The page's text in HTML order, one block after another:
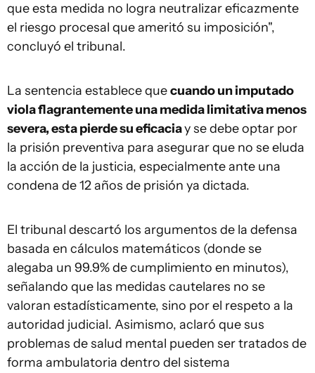
que esta medida no logra neutralizar eficazmente
el riesgo procesal que ameritó su imposición",
concluyó el tribunal.
La sentencia establece quecuando un imputado
viola flagrantemente una medida limitativa menos
severa, esta pierde su eficaciay se debe optar por
la prisión preventiva para asegurar que no se eluda
la acción de la justicia, especialmente ante una
condena de 12 años de prisión ya dictada.
El tribunal descartó los argumentos de la defensa
basada en cálculos matemáticos (donde se
alegaba un 99.9% de cumplimiento en minutos),
señalando que las medidas cautelares no se
valoran estadísticamente, sino por el respeto a la
autoridad judicial. Asimismo, aclaró que sus
problemas de salud mental pueden ser tratados de
forma ambulatoria dentro del sistema